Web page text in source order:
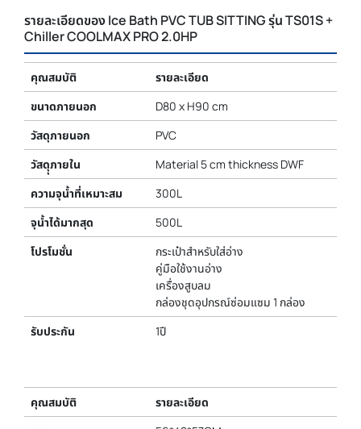
รายละเอียดของ Ice Bath PVC TUB SITTING รุ่น TS01S +
Chiller COOLMAX PRO 2.0HP
คุณสมบัติ
รายละเอียด
ขนาดภายนอก
D80 x H90 cm
วัสดุภายนอก
PVC
วัสดุุภายใน
Material 5 cm thickness DWF
ความจุน้ำที่เหมาะสม
300L
จุน้ำได้มากสุด
500L
โปรโมชั่น
กระเป๋าสำหรับใส่อ่าง
คู่มือใช้งานอ่าง
เครื่องสูบลม
กล่องชุดอุปกรณ์ซ่อมแซม 1 กล่อง
รับประกัน
1ปี
คุณสมบัติ
รายละเอียด